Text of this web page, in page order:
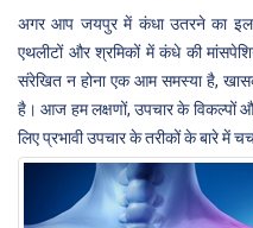
अगर आप जयपुर में कंधा उतरने का
एथलीटों और श्रमिकों में कंधे की
संरेखित न होना एक आम समस्या है,
है। आज हम लक्षणों, उपचार के विकल्पों
लिए प्रभावी उपचार के तरीकों के बारे में